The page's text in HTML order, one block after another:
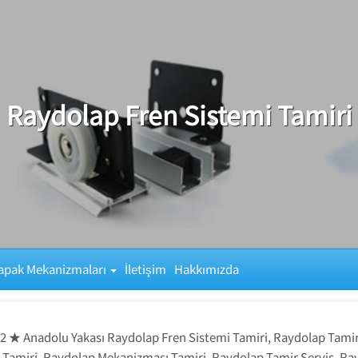
Raydolap Fren Sistemi Tamiri
Mekanizmaları İletişim Hakkımızda
Anadolu Yakası Raydolap Fren Sistemi Tamiri, Raydolap